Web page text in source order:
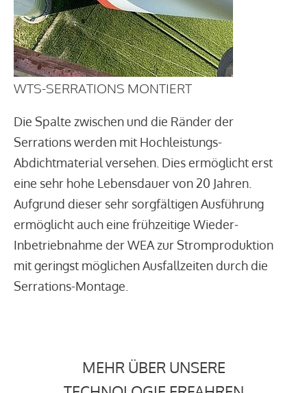
WTS-SERRATIONS MONTIERT
Die Spalte zwischen und die Ränder der
Serrations werden mit Hochleistungs-
Abdichtmaterial versehen. Dies ermöglicht erst
eine sehr hohe Lebensdauer von 20 Jahren.
Aufgrund dieser sehr sorgfältigen Ausführung
ermöglicht auch eine frühzeitige Wieder-
Inbetriebnahme der WEA zur Stromproduktion
mit geringst möglichen Ausfallzeiten durch die
Serrations-Montage.
MEHR ÜBER UNSERE